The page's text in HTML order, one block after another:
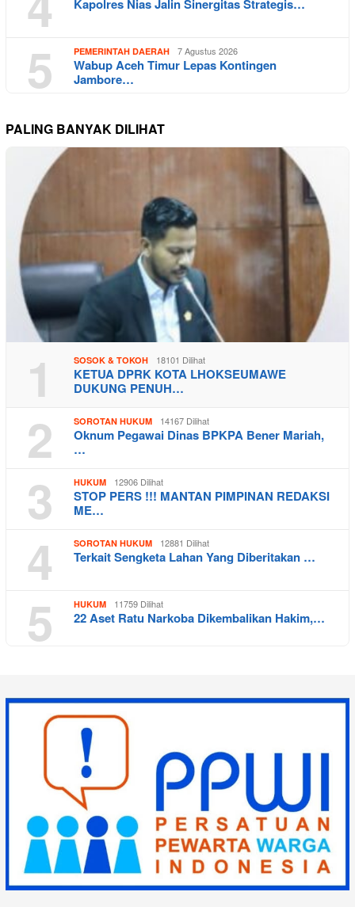
Kapolres Nias Jalin Sinergitas Strategis…
5 PEMERINTAH DAERAH 7 Agustus 2026
Wabup Aceh Timur Lepas Kontingen
Jambore…
PALING BANYAK DILIHAT
1 SOSOK & TOKOH 18101 Dilihat
KETUA DPRK KOTA LHOKSEUMAWE
DUKUNG PENUH…
2 SOROTAN HUKUM 14167 Dilihat
Oknum Pegawai Dinas BPKPA Bener Mariah,
…
3 HUKUM 12906 Dilihat
STOP PERS !!! MANTAN PIMPINAN REDAKSI
ME…
4 SOROTAN HUKUM 12881 Dilihat
Terkait Sengketa Lahan Yang Diberitakan …
5 HUKUM 11759 Dilihat
22 Aset Ratu Narkoba Dikembalikan Hakim,…